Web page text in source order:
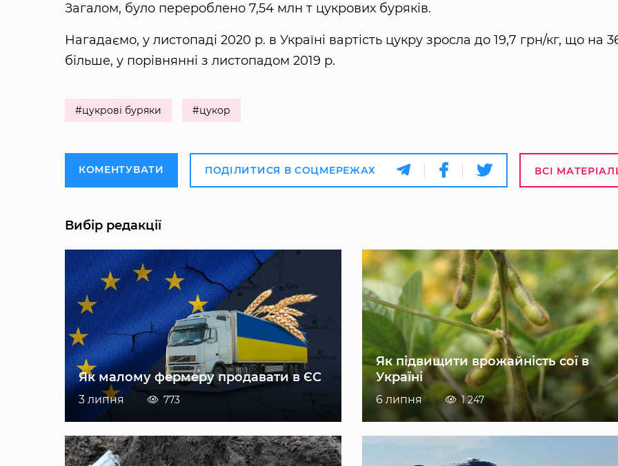
Загалом, було перероблено 7,54 млн т цукрових буряків.
Нагадаємо, у листопаді 2020 р. в Україні вартість цукру зросла до 19,7 грн/кг, що на
більше, у порівнянні з листопадом 2019 р.
#цукрові буряки #цукор
КОМЕНТУВАТИ ПОДІЛИТИСЯ В СОЦМЕРЕЖАХ ВСІ
Вибір редакції
Як малому фермеру продавати в ЄС
3 липня 773
Як підвищити врожайність сої в
Україні
6 липня 1 247